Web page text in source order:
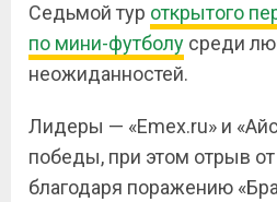
Седьмой тур открытого
по мини-футболу среди
неожиданностей.
Лидеры — «Emex.ru» и
победы, при этом отрыв
благодаря поражению